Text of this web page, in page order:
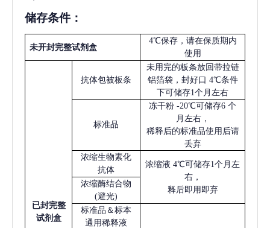
储存条件：
未开封完整试剂盒
4℃保存，请在保质期内
使用
已封完整
试剂盒
抗体包被板条
未用完的板条放回带拉链
铝箔袋，封好口 4℃条件
下可储存1个月左右
标准品
冻干粉 -20℃可储存6 个
月左右，
稀释后的标准品使用后请
丢弃
浓缩生物素化
抗体
浓缩液 4℃可储存1个月左
右，
释后即用即弃
浓缩酶结合物
(避光)
标准品＆标本
通用稀释液